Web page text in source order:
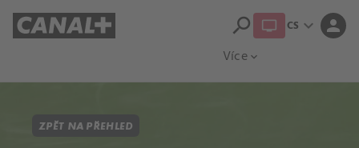
Více expand_more
search CS expand_more person
ZPĚT NA PŘEHLED